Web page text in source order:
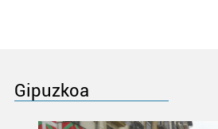
Gipuzkoa